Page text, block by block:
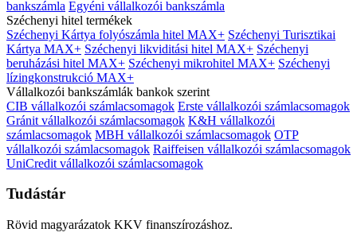
bankszámla Egyéni vállalkozói bankszámla
Széchenyi hitel termékek
Széchenyi Kártya folyószámla hitel MAX+ Széchenyi Turisztikai
Kártya MAX+ Széchenyi likviditási hitel MAX+ Széchenyi
beruházási hitel MAX+ Széchenyi mikrohitel MAX+ Széchenyi
lízingkonstrukció MAX+
Vállalkozói bankszámlák bankok szerint
CIB vállalkozói számlacsomagok Erste vállalkozói számlacsomagok
Gránit vállalkozói számlacsomagok K&H vállalkozói
számlacsomagok MBH vállalkozói számlacsomagok OTP
vállalkozói számlacsomagok Raiffeisen vállalkozói számlacsomagok
UniCredit vállalkozói számlacsomagok
Tudástár
Rövid magyarázatok KKV finanszírozáshoz.